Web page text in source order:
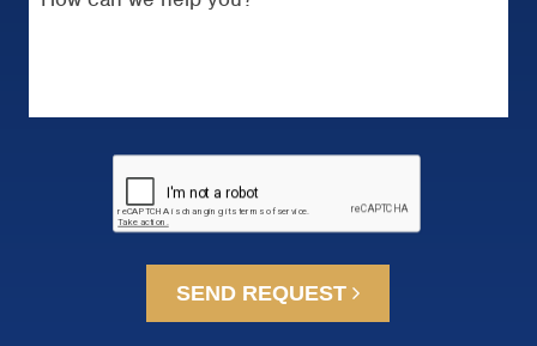
SEND REQUEST